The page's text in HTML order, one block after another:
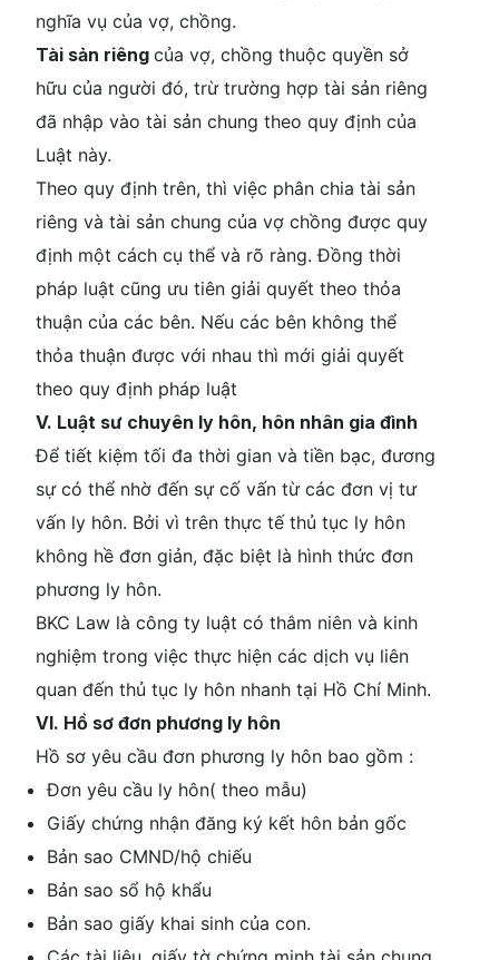
nghĩa vụ của vợ, chồng.
Tài sản riêng của vợ, chồng thuộc quyền sở
hữu của người đó, trừ trường hợp tài sản riêng
đã nhập vào tài sản chung theo quy định của
Luật này.
Theo quy định trên, thì việc phân chia tài sản
riêng và tài sản chung của vợ chồng được quy
định một cách cụ thể và rõ ràng. Đồng thời
pháp luật cũng ưu tiên giải quyết theo thỏa
thuận của các bên. Nếu các bên không thể
thỏa thuận được với nhau thì mới giải quyết
theo quy định pháp luật
V. Luật sư chuyên ly hôn, hôn nhân gia đình
Để tiết kiệm tối đa thời gian và tiền bạc, đương
sự có thể nhờ đến sự cố vấn từ các đơn vị tư
vấn ly hôn. Bởi vì trên thực tế thủ tục ly hôn
không hề đơn giản, đặc biệt là hình thức đơn
phương ly hôn.
BKC Law là công ty luật có thâm niên và kinh
nghiệm trong việc thực hiện các dịch vụ liên
quan đến thủ tục ly hôn nhanh tại Hồ Chí Minh.
VI. Hồ sơ đơn phương ly hôn
Hồ sơ yêu cầu đơn phương ly hôn bao gồm :
Đơn yêu cầu ly hôn( theo mẫu)
Giấy chứng nhận đăng ký kết hôn bản gốc
Bản sao CMND/hộ chiếu
Bản sao sổ hộ khẩu
Bản sao giấy khai sinh của con.